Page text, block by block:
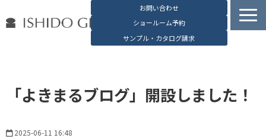
お問い合わせ
ショールーム予約
サンプル・カタログ請求
石堂硝子の特長
「よきまるブログ」開設しました！
2025-06-11 16:48